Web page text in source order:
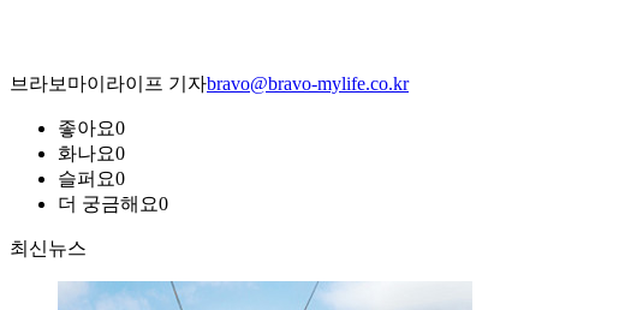
브라보마이라이프 기자bravo@bravo-mylife.co.kr
좋아요0
화나요0
슬퍼요0
더 궁금해요0
최신뉴스